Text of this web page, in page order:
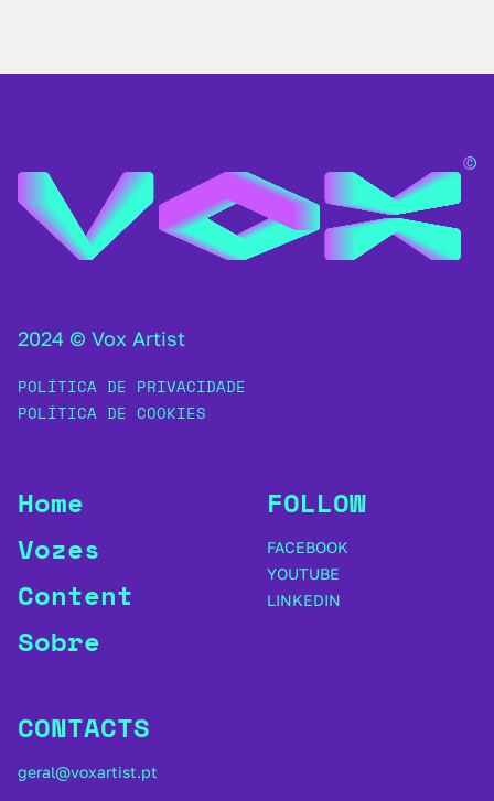
2024 © Vox Artist
POLÍTICA DE PRIVACIDADE
POLÍTICA DE COOKIES
Home
Vozes
Content
Sobre
FOLLOW
FACEBOOK
YOUTUBE
LINKEDIN
CONTACTS
geral@voxartist.pt